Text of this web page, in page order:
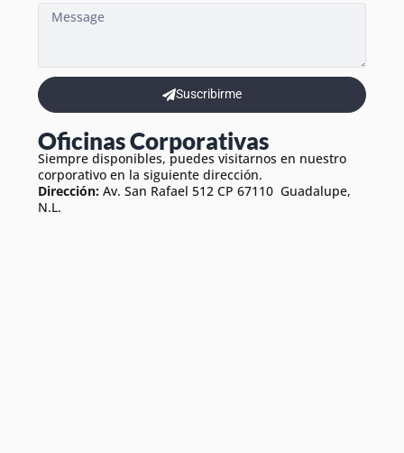
Suscribirme
Oficinas Corporativas
Siempre disponibles, puedes visitarnos en nuestro
corporativo en la siguiente dirección.
Dirección: Av. San Rafael 512 CP 67110 Guadalupe,
N.L.